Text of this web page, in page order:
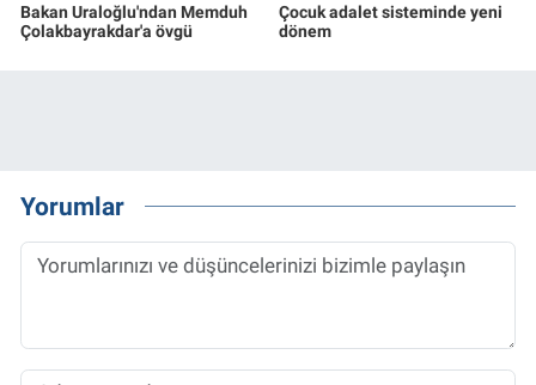
Bakan Uraloğlu'ndan Memduh
Çolakbayrakdar'a övgü
Çocuk adalet sisteminde yeni
dönem
Yorumlar